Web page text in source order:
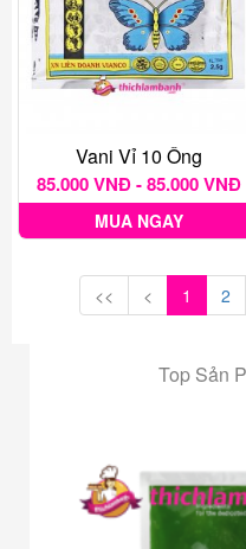
Vani Vỉ 10 Ống
85.000 VNĐ - 85.000 VNĐ
MUA NGAY
<< < 1 2
Top Sản